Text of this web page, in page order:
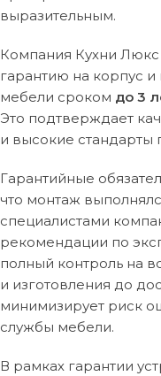
выразительным.
Компания Кухни
гарантию на корпус
мебели сроком до 3
Это подтверждает
и высокие стандарты
Гарантийные
что монтаж
специалистами
рекомендации по
полный контроль на
и изготовления до
минимизирует риск
службы мебели.
В рамках гарантии